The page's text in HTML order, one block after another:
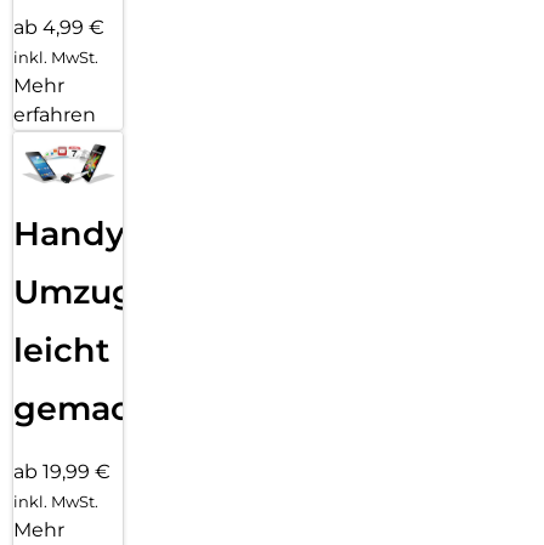
ab 4,99 €
inkl. MwSt.
Mehr
erfahren
Handy
Umzug
leicht
gemacht!
ab 19,99 €
inkl. MwSt.
Mehr